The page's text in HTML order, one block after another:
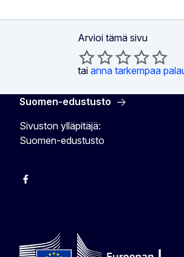
Arvioi tämä sivu
tai anna tarkempaa
Suomen-edustusto
Sivuston ylläpitäjä:
Suomen-edustusto
Facebook